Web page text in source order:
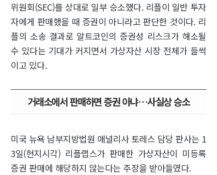
위원회(SEC)를 상대로 일부 승소했다. 리플이 일반 투자
자에게 판매했을 때 증권이 아니라고 판단한 것이다. 리
플의 소송 결과로 알트코인의 증권성 리스크가 해소될
수 있다는 기대가 커지면서 가상자산 시장 전체가 들썩
이고 있다.
거래소에서 판매하면 증권 아냐…사실상 승소
미국 뉴욕 남부지방법원 애널리사 토레스 담당 판사는 1
3일(현지시각) 리플랩스가 판매한 가상자산이 미등록
증권 판매에 해당하지 않는다는 주장을 받아들였다.